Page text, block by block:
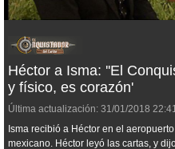
Héctor a Isma: ''El
y físico, es corazón'
Última actualización: 31/01/2018
Isma recibió a Héctor en el
mexicano. Héctor leyó las cartas, y